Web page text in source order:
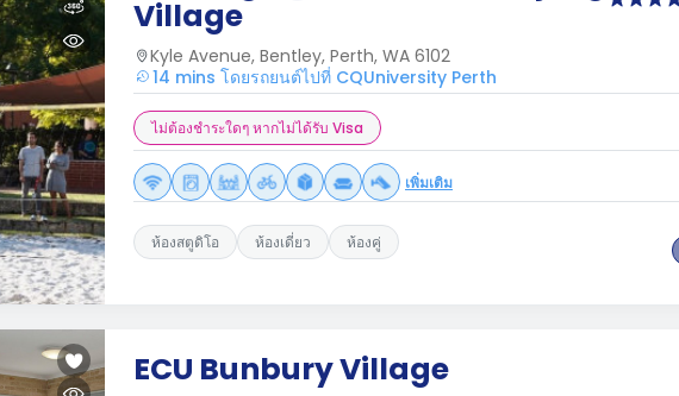
Village
Kyle Avenue, Bentley, Perth, WA 6102
14 mins โดยรถยนต์ไปที่ CQUniversity Perth
ไม่ต้องชำระใดๆ หากไม่ได้รับ Visa
เพิ่มเติม
ห้องสตูดิโอ ห้องเดี่ยว ห้องคู่
ECU Bunbury Village